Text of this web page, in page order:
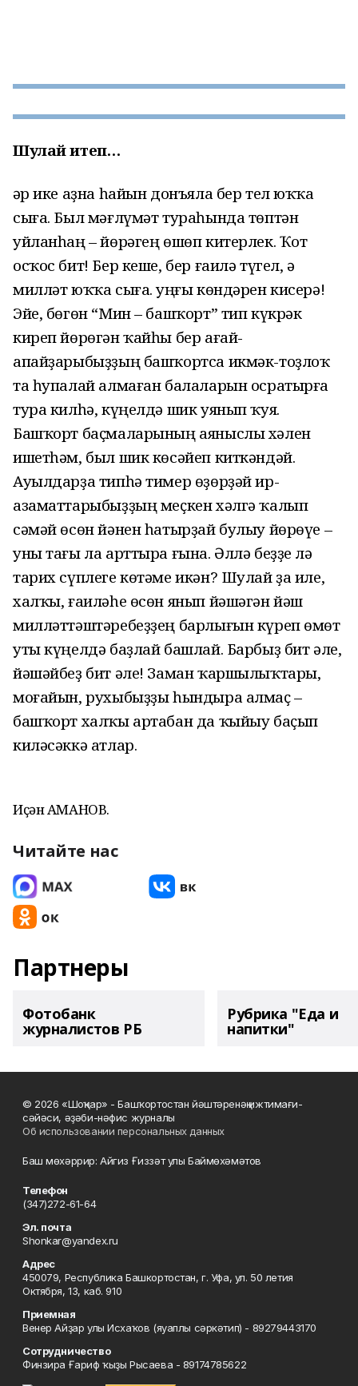
Шулай итеп…
Һәр ике аҙна һайын донъяла бер тел юҡҡа
сыға. Был мәғлүмәт тураһында төптән
уйланһаң – йөрәгең өшөп китерлек. Ҡот
осҡос бит! Бер кеше, бер ғаилә түгел, ә
милләт юҡҡа сыға. Һуңғы көндәрен кисерә!
Эйе, бөгөн “Мин – башҡорт” тип күкрәк
киреп йөрөгән ҡайһы бер ағай-
апайҙарыбыҙҙың башҡортса икмәк-тоҙлоҡ
та һупалай алмаған балаларын осратырға
тура килһә, күңелдә шик уянып ҡуя.
Башҡорт баҫмаларының аяныслы хәлен
ишетһәм, был шик көсәйеп киткәндәй.
Ауылдарҙа типһә тимер өҙөрҙәй ир-
азаматтарыбыҙҙың меҫкен хәлгә ҡалып
сәмәй өсөн йәнен һатырҙай булыу йөрөүе –
уны тағы ла арттыра ғына. Әллә беҙҙе лә
тарих сүплеге көтәме икән? Шулай ҙа иле,
халҡы, ғаиләһе өсөн янып йәшәгән йәш
милләттәштәребеҙҙең барлығын күреп өмөт
уты күңелдә баҙлай башлай. Барбыҙ бит әле,
йәшәйбеҙ бит әле! Заман ҡаршылыҡтары,
моғайын, рухыбыҙҙы һындыра алмаҫ –
башҡорт халҡы артабан да ҡыйыу баҫып
киләсәккә атлар.
Иҫән АМАНОВ.
Читайте нас
Партнеры
Фотобанк
журналистов РБ
Рубрика "Еда и
напитки"
© 2026 «Шоңҡар» - Башҡортостан йәштәренәң ижтимағи-
сәйәси, әҙәби-нәфис журналы
Об использовании персональных данных
Баш мөхәррир: Айгиз Ғиззәт улы Баймөхәмәтов
Телефон
(347)272-61-64
Эл. почта
Shonkar@yandex.ru
Адрес
450079, Республика Башкортостан, г. Уфа, ул. 50 летия
Октября, 13, каб. 910
Приемная
Венер Айҙар улы Исхаҡов (яуаплы сәркәтип) - 89279443170
Сотрудничество
Финзира Ғариф ҡыҙы Рысаева - 89174785622